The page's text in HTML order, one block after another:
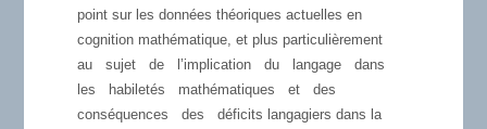
point sur les données théoriques actuelles en
cognition mathématique, et plus particulièrement
au sujet de l’implication du langage dans
les habiletés mathématiques et des
conséquences des déficits langagiers dans la